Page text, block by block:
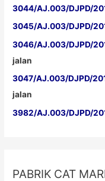
3044/AJ.003/DJPD/
3045/AJ.003/DJPD/
3046/AJ.003/DJPD/
jalan
3047/AJ.003/DJPD/
jalan
3982/AJ.003/DJPD/
PABRIK CAT